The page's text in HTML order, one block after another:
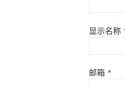
显示名称
邮箱 *